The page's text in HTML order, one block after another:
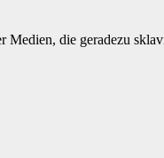
Medien, die geradezu